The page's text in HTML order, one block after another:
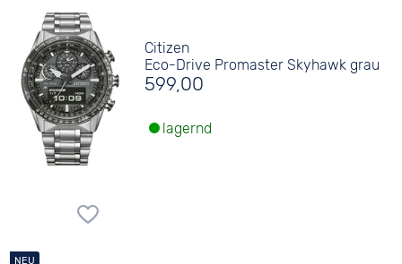
Citizen
Eco-Drive Promaster Skyhawk grau
599,00
lagernd